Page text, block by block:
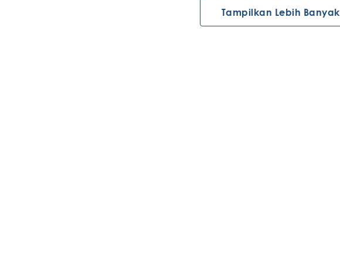
Tampilkan Lebih Banyak